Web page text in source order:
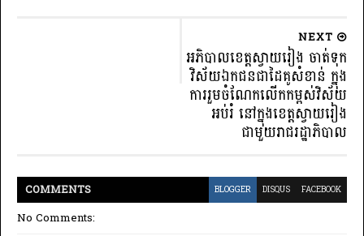
NEXT
អភិបាលខេត្តស្វាយរៀង ចាត់ទុក
វិស័យឯកជនជាដៃគូសំខាន់ ក្នុង
ការរួមចំណែកលើកកម្ពស់វិស័យ
អប់រំ នៅក្នុងខេត្តស្វាយរៀង
ជាមួយរាជរដ្ឋាភិបាល
COMMENTS BLOGGER DISQUS FACEBOOK
No Comments: